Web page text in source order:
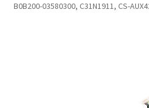
Toimitusehdot
B0B200-03580300, C31N1911, CS-